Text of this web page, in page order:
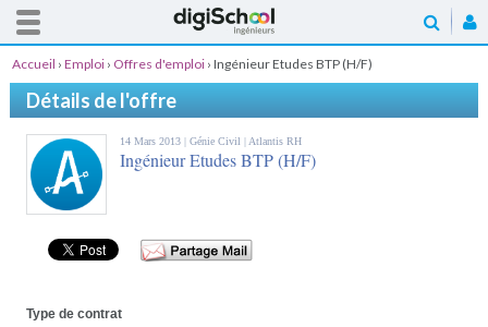
Accueil › Emploi › Offres d'emploi › Ingénieur Etudes BTP (H/F)
Détails de l'offre
14 Mars 2013 | Génie Civil | Atlantis RH
Ingénieur Etudes BTP (H/F)
Type de contrat